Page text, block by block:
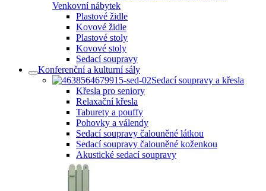
Venkovní nábytek
Plastové židle
Kovové židle
Plastové stoly
Kovové stoly
Sedací soupravy
Konferenční a kulturní sály
Sedací soupravy a křesla
Křesla pro seniory
Relaxační křesla
Taburety a pouffy
Pohovky a válendy
Sedací soupravy čalouněné látkou
Sedací soupravy čalouněné koženkou
Akustické sedací soupravy